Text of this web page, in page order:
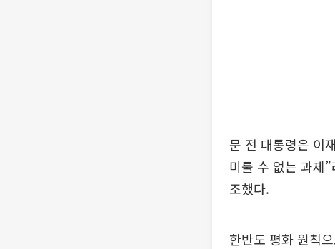
문 전 대통령은 이
미룰 수 없는 과제
조했다.
한반도 평화 원칙